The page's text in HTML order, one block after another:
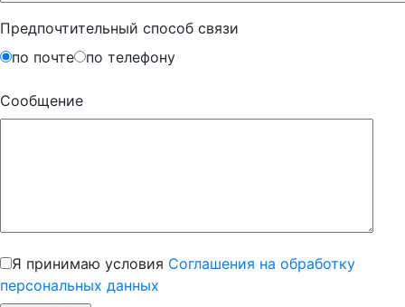
Предпочтительный способ связи
по почте
по телефону
Сообщение
Я принимаю условия Соглашения на обработку
персональных данных